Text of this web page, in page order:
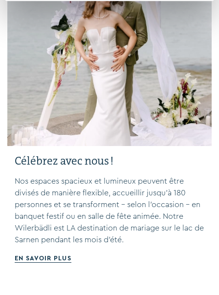
Célébrez avec nous !
Nos espaces spacieux et lumineux peuvent être
divisés de manière flexible, accueillir jusqu'à 180
personnes et se transforment – selon l'occasion – en
banquet festif ou en salle de fête animée. Notre
Wilerbädli est LA destination de mariage sur le lac de
Sarnen pendant les mois d'été.
EN SAVOIR PLUS